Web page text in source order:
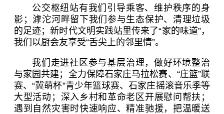
公交枢纽站有我们引导乘客、维护秩序的身
影；滹沱河畔留下我们参与生态保护、清理垃圾
的足迹；新时代文明实践站里传来了“家的味道”，
我们以厨会友享受“舌尖上的邻里情”。
我们走进社区参与基层治理，做好环境整治
与家园共建；全力保障石家庄马拉松赛、“庄篮”联
赛、“冀萌杯”青少年篮球赛、石家庄摇滚音乐季等
大型活动；深入乡村和革命老区开展慰问帮扶；
遇到自然灾害时快速响应、精准驰援，把温暖送